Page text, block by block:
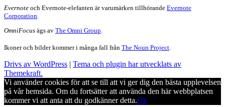
Evernote och Evernote-elefanten är varumärken tillhörande Evernote
Corporation
OmniFocus ägs av The Omni Group
Ikoner och bilder kommer i många fall från The Noun Project
Drivs av WordPress | Tema och plugin har utvecklats av
Themekraft.
Vi använder cookies för att se till att vi ger dig den bästa upplevelsen
på vår hemsida. Om du fortsätter att använda den här webbplatsen
kommer vi att anta att du godkänner detta.Ok